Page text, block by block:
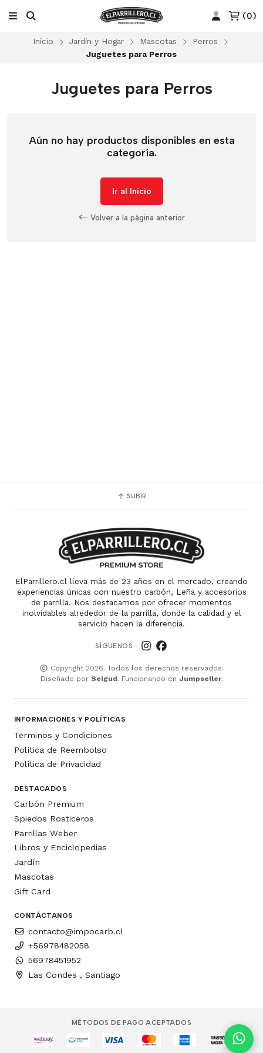
(0)
Início Jardín y Hogar Mascotas
Perros
Juguetes para Perros
Juguetes para Perros
Aún no hay productos disponibles en esta
categoría.
Ir al Inicio
Volver a la página anterior
SUBIR
ElParrillero.cl lleva más de 23 años en el mercado, creando
experiencias únicas con nuestro carbón, Leña y accesorios
de parrilla. Nos destacamos por ofrecer momentos
inolvidables alrededor de la parrilla, donde la calidad y el
servicio hacen la diferencia.
SÍGUENOS
Copyright 2026. Todos los derechos reservados.
Diseñado por Selgud. Funcionando en Jumpseller.
INFORMACIONES Y POLÍTICAS
Terminos y Condiciones
Política de Reembolso
Política de Privacidad
DESTACADOS
Carbón Premium
Spiedos Rosticeros
Parrillas Weber
Libros y Enciclopedias
Jardín
Mascotas
Gift Card
CONTÁCTANOS
contacto@impocarb.cl
+56978482058
56978451952
Las Condes , Santiago
MÉTODOS DE PAGO ACEPTADOS